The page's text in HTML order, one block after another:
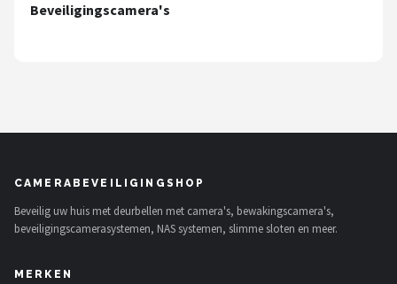
Alle merken →
Beveiligingscamera's
CAMERABEVEILIGINGSHOP
Beveilig uw huis met deurbellen met camera's, bewakingscamera's,
beveiligingscamerasystemen, NAS systemen, slimme sloten en meer.
MERKEN